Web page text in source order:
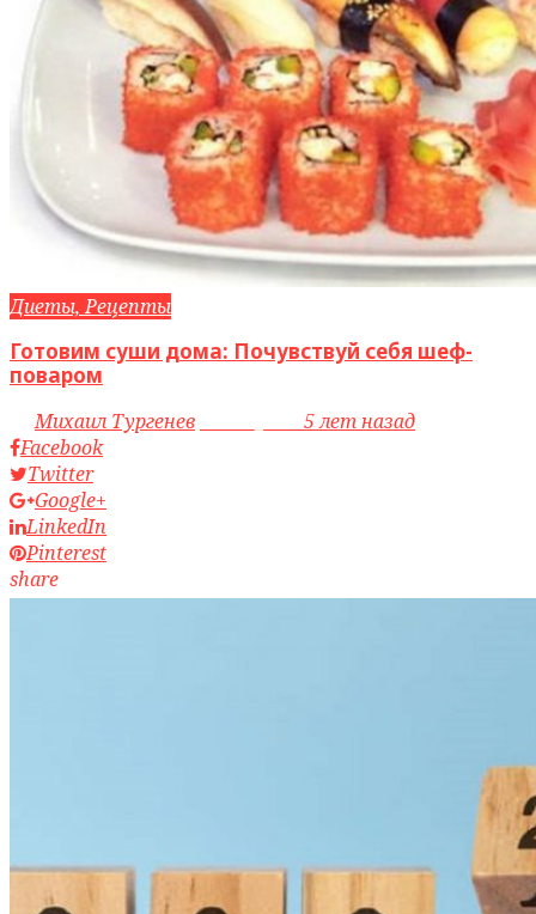
Диеты, Рецепты
Готовим суши дома: Почувствуй себя шеф-
поваром
byМихаил Тургенев
5 лет назад
Facebook
Twitter
Google+
LinkedIn
Pinterest
share